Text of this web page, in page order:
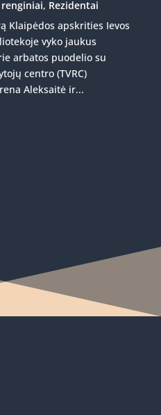
, Rezidentai
Klaipėdos apskrities Ievos
vyko jaukus
arbatos puodelio su
centro (TVRC)
Aleksaitė ir...